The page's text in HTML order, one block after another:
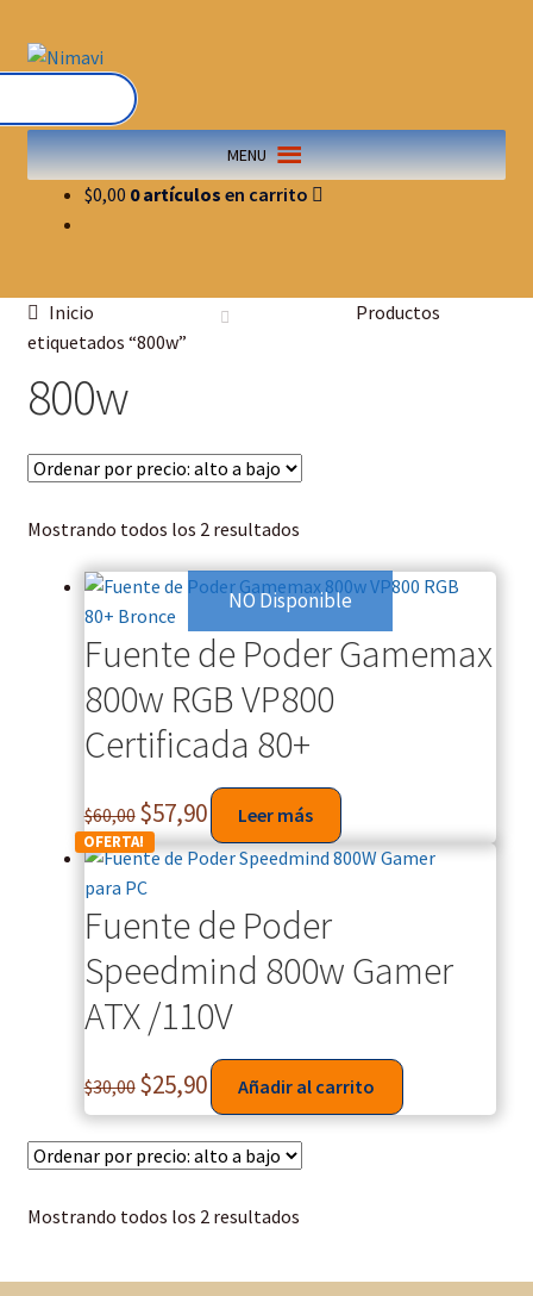
MENU
$0,00 0 artículos
Inicio
Productos
etiquetados “800w”
800w
Mostrando todos los 2 resultados
NO Disponible
Fuente de Poder Gamemax
800w RGB VP800
Certificada 80+
$60,00 $57,90 Leer más
OFERTA!
Fuente de Poder
Speedmind 800w Gamer
ATX /110V
$30,00 $25,90 Añadir al carrito
Mostrando todos los 2 resultados